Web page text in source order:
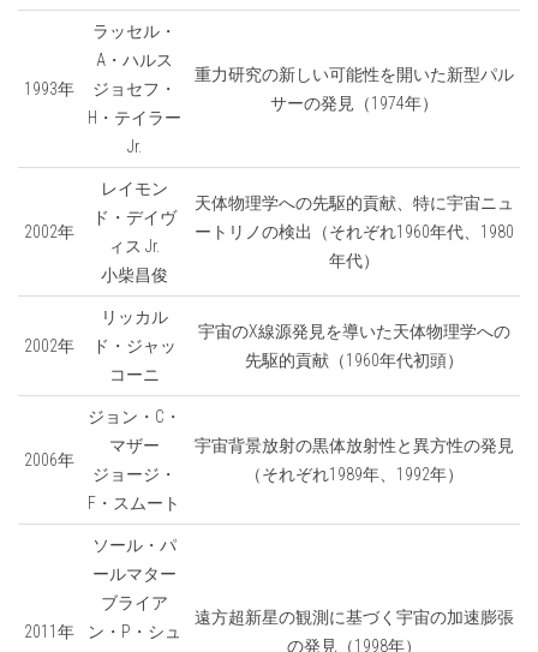
1993年
ラッセル・
A・ハルス
ジョセフ・
H・テイラー
Jr.
重力研究の新しい可能性を開いた新型パル
サーの発見（1974年）
2002年
レイモン
ド・デイヴ
ィス Jr.
小柴昌俊
天体物理学への先駆的貢献、特に宇宙ニュ
ートリノの検出（それぞれ1960年代、1980
年代）
2002年
リッカル
ド・ジャッ
コーニ
宇宙のX線源発見を導いた天体物理学への
先駆的貢献（1960年代初頭）
2006年
ジョン・C・
マザー
ジョージ・
F・スムート
宇宙背景放射の黒体放射性と異方性の発見
（それぞれ1989年、1992年）
2011年
ソール・パ
ールマター
ブライア
ン・P・シュ
遠方超新星の観測に基づく宇宙の加速膨張
の発見（1998年）